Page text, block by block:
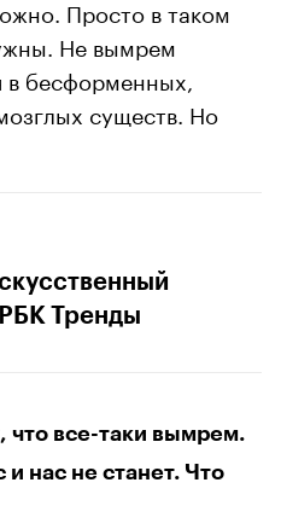
Просто в таком
Не вымрем
в бесформенных,
существ. Но
Тренды
что все-таки вымрем.
нас не станет. Что